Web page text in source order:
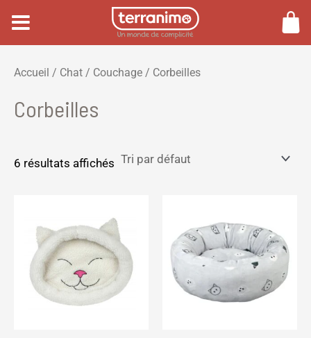
contenu
Accueil / Chat / Couchage / Corbeilles
Corbeilles
6 résultats affichés